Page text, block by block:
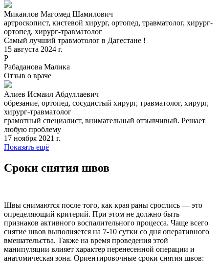
Микаилов Магомед Шамилович
артроскопист, кистевой хирург, ортопед, травматолог, хирург-
ортопед, хирург-травматолог
Самый лучший травмотолог в Дагестане !
15 августа 2024 г.
Р
Рабаданова Малика
Отзыв о враче
Алиев Исмаил Абдуллаевич
обрезание, ортопед, сосудистый хирург, травматолог, хирург,
хирург-травматолог
грамотный специалист, внимательный отзывчивый. Решает
любую проблему
17 ноября 2021 г.
Показать ещё
Сроки снятия швов
Швы снимаются после того, как края раны срослись — это
определяющий критерий. При этом не должно быть
признаков активного воспалительного процесса. Чаще всего
снятие швов выполняется на 7-10 сутки со дня оперативного
вмешательства. Также на время проведения этой
манипуляции влияет характер перенесенной операции и
анатомическая зона. Ориентировочные сроки снятия швов: